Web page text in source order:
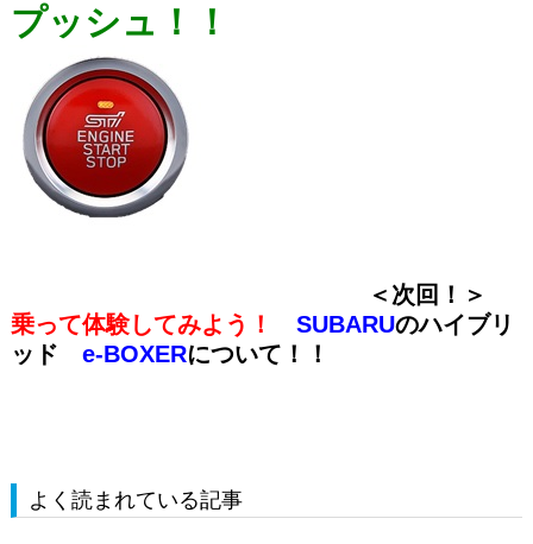
プッシュ！！
＜次回！＞
乗って体験してみよう！
SUBARUのハイブリ
ッド e-BOXERについて！！
よく読まれている記事